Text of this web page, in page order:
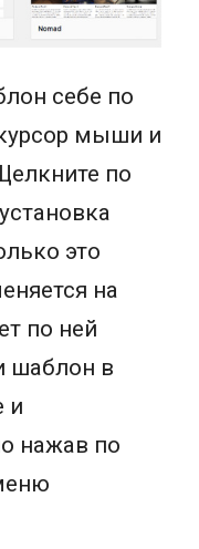
себе по
мыши и
по
это
на
по ней
шаблон в
и
нажав по